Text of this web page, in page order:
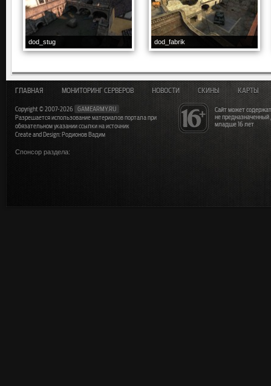
dod_stug dod_fabrik
Сайт может
не
младше 16 лет
ГЛАВНАЯ МОНИТОРИНГ СЕРВЕРОВ НОВОСТИ СКИНЫ КАРТЫ
Copyright © 2007-2026
GAMEARMY.RU
Разрешается использование материалов портала при
обязательном указании ссылки на источник
Create and Design: Родионов Вадим
Спонсор раздела: